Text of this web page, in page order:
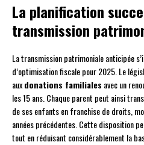
La planification
transmission
La transmission patrimoniale anticipée
d’optimisation fiscale pour 2025. Le
auxdonations familiales avec un
les 15 ans. Chaque parent peut ainsi
de ses enfants en franchise de droits,
années précédentes. Cette disposition
tout en réduisant considérablement la